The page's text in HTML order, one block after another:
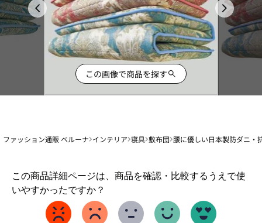
この画像で商品を探す
ファッション通販 ベルーナ インテリア 寝具 敷布団 腰に優しい日本製防ダニ・
この商品詳細ページは、商品を確認・比較するうえで使
いやすかったですか？
1
か